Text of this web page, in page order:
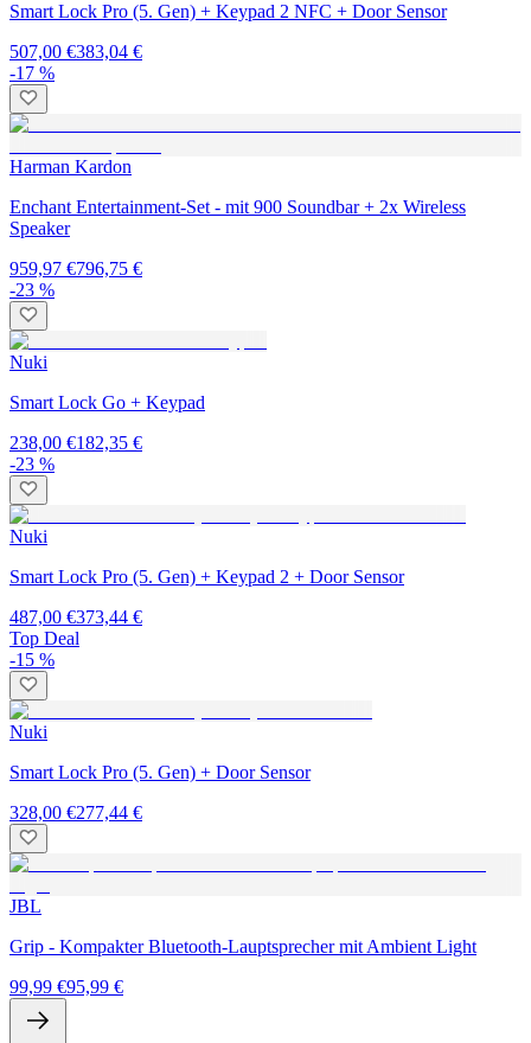
Smart Lock Pro (5. Gen) + Keypad 2 NFC + Door Sensor
507,00 €383,04 €
-17 %
Harman Kardon
Enchant Entertainment-Set - mit 900 Soundbar + 2x Wireless
Speaker
959,97 €796,75 €
-23 %
Nuki
Smart Lock Go + Keypad
238,00 €182,35 €
-23 %
Nuki
Smart Lock Pro (5. Gen) + Keypad 2 + Door Sensor
487,00 €373,44 €
Top Deal
-15 %
Nuki
Smart Lock Pro (5. Gen) + Door Sensor
328,00 €277,44 €
JBL
Grip - Kompakter Bluetooth-Lauptsprecher mit Ambient Light
99,99 €95,99 €